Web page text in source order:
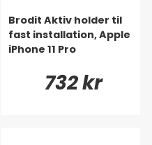
Brodit Aktiv holder til
fast installation, Apple
iPhone 11 Pro
732 kr